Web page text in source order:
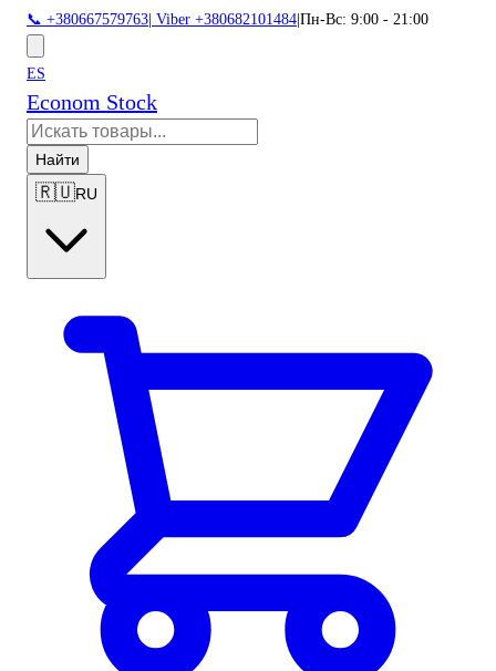
📞 +380667579763 Viber +380682101484 Пн-Вс: 9:00 - 21:00
ES
Econom Stock
Найти
🇷🇺RU